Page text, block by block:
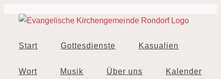
Inhalt
Start
Gottesdienste Kasualien
Wort Musik Über uns Kalender